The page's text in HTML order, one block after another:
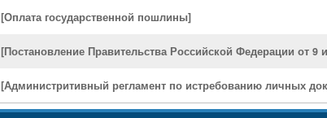
[Оплата государственной пошлины]
[Постановление Правительства Российской Федерации от 9
[Администритивный регламент по истребованию личных